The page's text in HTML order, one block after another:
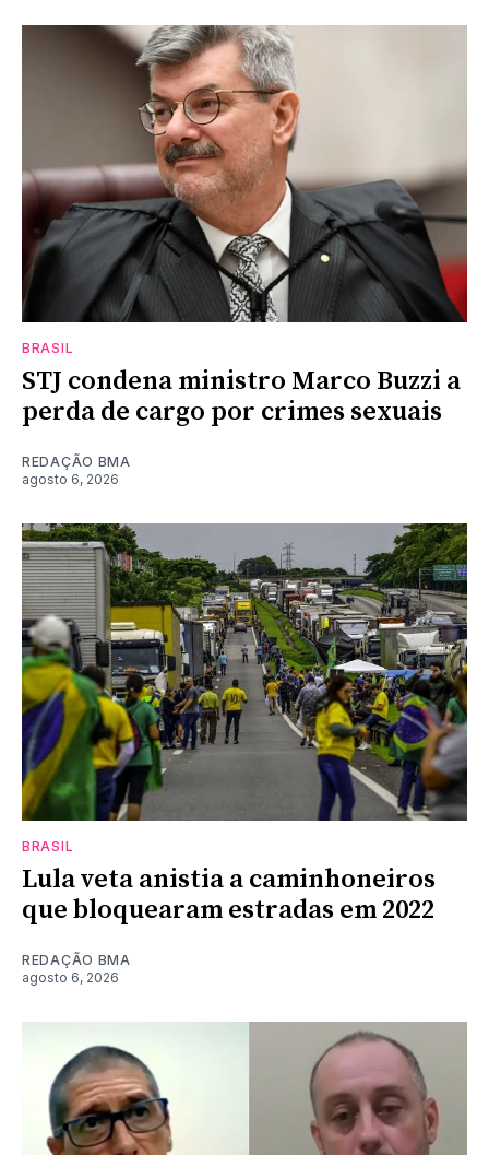
BRASIL
STJ condena ministro Marco Buzzi a
perda de cargo por crimes sexuais
REDAÇÃO BMA
agosto 6, 2026
BRASIL
Lula veta anistia a caminhoneiros
que bloquearam estradas em 2022
REDAÇÃO BMA
agosto 6, 2026